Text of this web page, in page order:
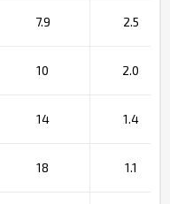
7.9 2.5
10 2.0
14 1.4
18 1.1